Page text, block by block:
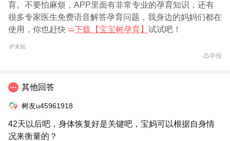
育。不要怕麻烦，APP里面有非常专业的孕育知识，还有
很多专家医生免费语音解答孕育问题，我身边的妈妈们都在
使用，你也赶快 ➯下载【宝宝树孕育】 试试吧！
IP未知
举报
其他回答
树友u45961918
42天以后吧，身体恢复好是关键吧，宝妈可以根据自身情
况来衡量的？